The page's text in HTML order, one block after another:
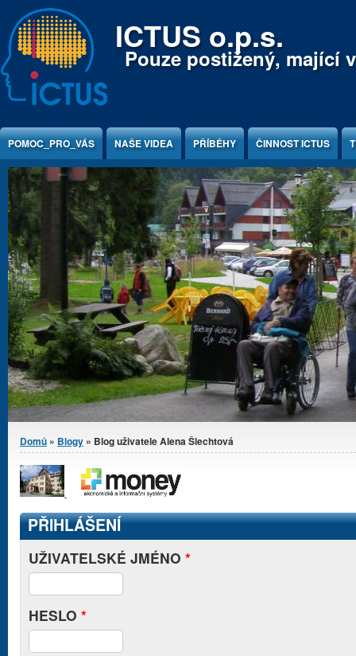
Jump to Content ICTUS o.p.s.
Pouze postižený, mající
POMOC_PRO_VÁS NAŠE VIDEA PŘÍBĚHY ČINNOST ICTUS
Jste zde
Domů » Blogy » Blog uživatele Alena Šlechtová
PŘIHLÁŠENÍ
UŽIVATELSKÉ JMÉNO *
HESLO *